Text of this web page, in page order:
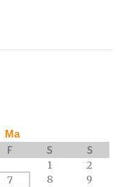
Ma
F S S
1
2
7 8
9